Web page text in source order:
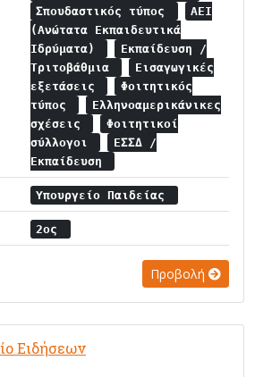
Σπουδαστικός τύπος
ΑΕΙ
(Ανώτατα Εκπαιδευτικά
Ιδρύματα)
Εκπαίδευση /
Τριτοβάθμια
Εισαγωγικές
εξετάσεις
Φοιτητικός
τύπος
Ελληνοαμερικάνικες
σχέσεις
Φοιτητικοί
σύλλογοι
ΕΣΣΔ /
Εκπαίδευση
Υπουργείο Παιδείας
2ος
Προβολή
Ειδήσεων